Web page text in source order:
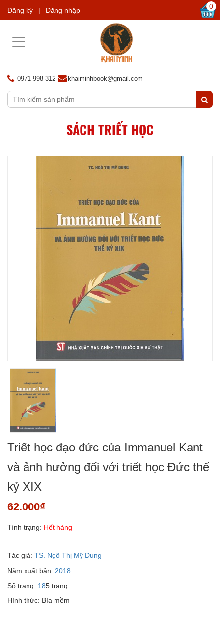
Đăng ký | Đăng nhập 0
Toggle
0971 998 312 khaiminhbook@gmail.com
SÁCH TRIẾT HỌC
Triết học đạo đức của Immanuel Kant
và ảnh hưởng đối với triết học Đức thế
kỷ XIX
62.000₫
Tình trạng: Hết hàng
Tác giả: TS. Ngô Thị Mỹ Dung
Năm xuất bản: 2018
Số trang: 185 trang
Hình thức: Bìa mềm